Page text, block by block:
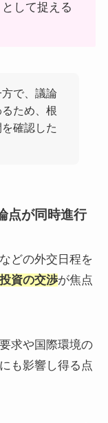
して捉える
で、議論
ため、根
確認した
点が同時進行
どの外交日程を
資の交渉が焦点
求や国際環境の
も影響し得る点